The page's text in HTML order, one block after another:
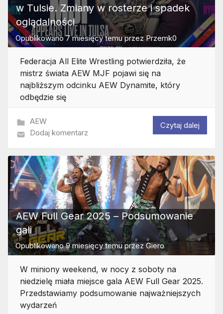
w Tulsie. Zmiany w rosterze i spadek
oglądalności
Opublikowano7 miesięcy temuprzezPrzemk0
Federacja All Elite Wrestling potwierdziła, że
mistrz świata AEW MJF pojawi się na
najbliższym odcinku AEW Dynamite, który
odbędzie się
AEW
Dodaj komentarz
Czytaj dalej
AEW Full Gear 2025 – Podsumowanie
gali
Opublikowano9 miesięcy temuprzez Giero
W miniony weekend, w nocy z soboty na
niedzielę miała miejsce gala AEW Full Gear 2025.
Przedstawiamy podsumowanie najważniejszych
wydarzeń